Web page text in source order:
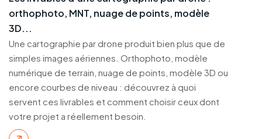
orthophoto, MNT, nuage de points, modèle
3D...
Une cartographie par drone produit bien plus que de
simples images aériennes. Orthophoto, modèle
numérique de terrain, nuage de points, modèle 3D ou
encore courbes de niveau : découvrez à quoi
servent ces livrables et comment choisir ceux dont
votre projet a réellement besoin.